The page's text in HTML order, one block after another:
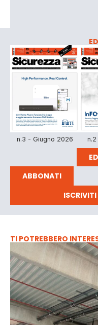
n.3 - Giugno 2026
ABBONATI
ISCRIVITI
TI POTREBBERO